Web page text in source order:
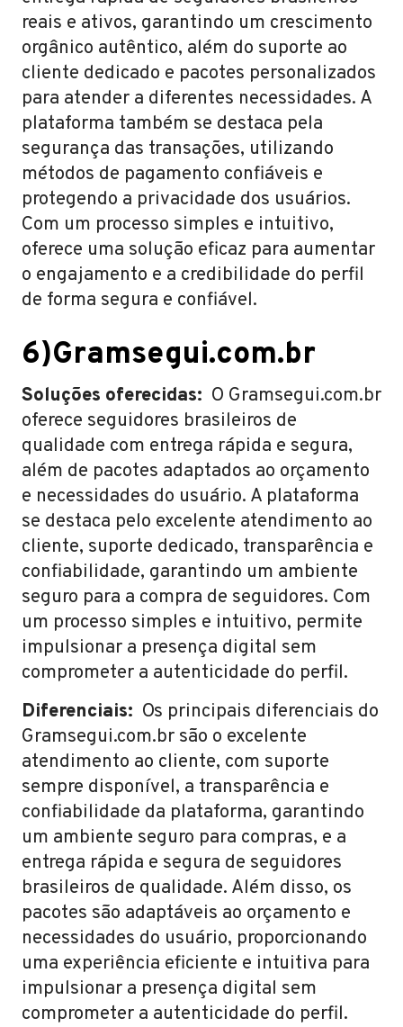
reais e ativos, garantindo um crescimento
orgânico autêntico, além do suporte ao
cliente dedicado e pacotes personalizados
para atender a diferentes necessidades. A
plataforma também se destaca pela
segurança das transações, utilizando
métodos de pagamento confiáveis e
protegendo a privacidade dos usuários.
Com um processo simples e intuitivo,
oferece uma solução eficaz para aumentar
o engajamento e a credibilidade do perfil
de forma segura e confiável.
6)Gramsegui.com.br
Soluções oferecidas: O Gramsegui.com.br
oferece seguidores brasileiros de
qualidade com entrega rápida e segura,
além de pacotes adaptados ao orçamento
e necessidades do usuário. A plataforma
se destaca pelo excelente atendimento ao
cliente, suporte dedicado, transparência e
confiabilidade, garantindo um ambiente
seguro para a compra de seguidores. Com
um processo simples e intuitivo, permite
impulsionar a presença digital sem
comprometer a autenticidade do perfil.
Diferenciais: Os principais diferenciais do
Gramsegui.com.br são o excelente
atendimento ao cliente, com suporte
sempre disponível, a transparência e
confiabilidade da plataforma, garantindo
um ambiente seguro para compras, e a
entrega rápida e segura de seguidores
brasileiros de qualidade. Além disso, os
pacotes são adaptáveis ao orçamento e
necessidades do usuário, proporcionando
uma experiência eficiente e intuitiva para
impulsionar a presença digital sem
comprometer a autenticidade do perfil.